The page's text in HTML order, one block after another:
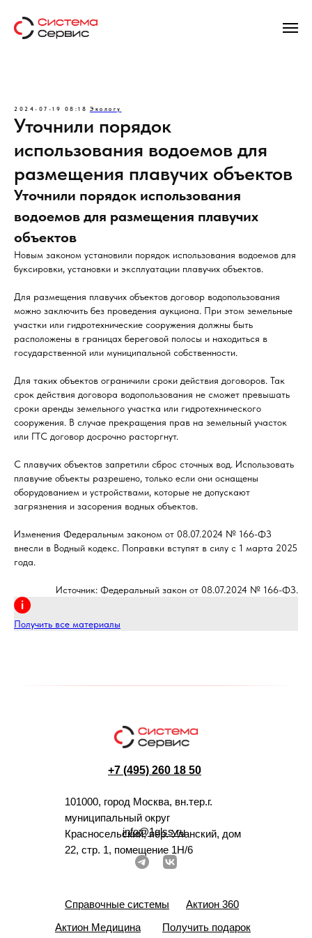
2024-07-19 08:18 Экологу
Уточнили порядок
использования водоемов для
размещения плавучих объектов
Уточнили порядок использования
водоемов для размещения плавучих
объектов
Новым законом установили порядок использования водоемов для
буксировки, установки и эксплуатации плавучих объектов.
Для размещения плавучих объектов договор водопользования
можно заключить без проведения аукциона. При этом земельные
участки или гидротехнические сооружения должны быть
расположены в границах береговой полосы и находиться в
государственной или муниципальной собственности.
Для таких объектов ограничили сроки действия договоров. Так
срок действия договора водопользования не сможет превышать
сроки аренды земельного участка или гидротехнического
сооружения. В случае прекращения прав на земельный участок
или ГТС договор досрочно расторгнут.
С плавучих объектов запретили сброс сточных вод. Использовать
плавучие объекты разрешено, только если они оснащены
оборудованием и устройствами, которые не допускают
загрязнения и засорения водных объектов.
Изменения Федеральным законом от 08.07.2024 № 166-ФЗ
внесли в Водный кодекс. Поправки вступят в силу с 1 марта 2025
года.
Источник: Федеральный закон от 08.07.2024 № 166-ФЗ.
Получить все материалы
+7 (495) 260 18 50
101000, город Москва, вн.тер.г.
муниципальный округ
Красносельский, пер. Уланский, дом
22, стр. 1, помещение 1Н/6
info@1glss.ru
Справочные системы
Актион 360
Актион Медицина
Получить подарок